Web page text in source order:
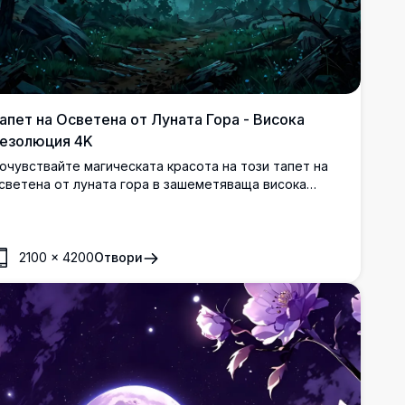
на Осветена от Луната Гора - Висока
4K
магическата красота на този тапет на
от луната гора в зашеметяваща висока
или мобилни екрани. Потопете се в
2100 × 4200Отвори